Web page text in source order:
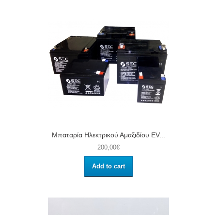
Μπαταρία Ηλεκτρικού Αμαξιδίου EV...
200,00€
Add to cart